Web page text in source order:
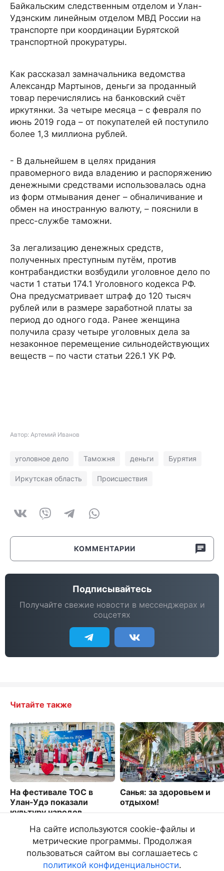
Байкальским следственным отделом и Улан-
Удэнским линейным отделом МВД России на
транспорте при координации Бурятской
транспортной прокуратуры.
Как рассказал замначальника ведомства
Александр Мартынов, деньги за проданный
товар перечислялись на банковский счёт
иркутянки. За четыре месяца – с февраля по
июнь 2019 года – от покупателей ей поступило
более 1,3 миллиона рублей.
- В дальнейшем в целях придания
правомерного вида владению и распоряжению
денежными средствами использовалась одна
из форм отмывания денег – обналичивание и
обмен на иностранную валюту, – пояснили в
пресс-службе таможни.
За легализацию денежных средств,
полученных преступным путём, против
контрабандистки возбудили уголовное дело по
части 1 статьи 174.1 Уголовного кодекса РФ.
Она предусматривает штраф до 120 тысяч
рублей или в размере заработной платы за
период до одного года. Ранее женщина
получила сразу четыре уголовных дела за
незаконное перемещение сильнодействующих
веществ – по части статьи 226.1 УК РФ.
Автор: Артемий Иванов
уголовное дело Таможня деньги Бурятия
Иркутская область Происшествия
КОММЕНТАРИИ
Подписывайтесь
Получайте свежие новости в мессенджерах и
соцсетях
Читайте также
На фестивале ТОС в
Улан-Удэ показали
культуру народов
Санья: за здоровьем и
отдыхом!
На сайте используются cookie-файлы и
метрические программы. Продолжая
пользоваться сайтом вы соглашаетесь с
политикой конфиденциальности.